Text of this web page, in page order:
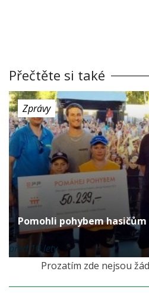
Přečtěte si také
Zprávy
Pomohli pohybem
před 10 lety
Prozatím zde nejsou